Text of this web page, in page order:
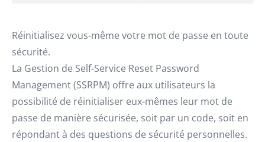
Réinitialisez vous-même votre mot de passe en toute
sécurité.
La Gestion de Self-Service Reset Password
Management (SSRPM) offre aux utilisateurs la
possibilité de réinitialiser eux-mêmes leur mot de
passe de manière sécurisée, soit par un code, soit en
répondant à des questions de sécurité personnelles.